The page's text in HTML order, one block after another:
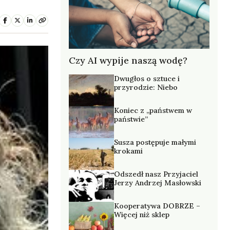
Czy AI wypije naszą wodę?
Dwugłos o sztuce i
przyrodzie: Niebo
Koniec z „państwem w
państwie”
Susza postępuje małymi
krokami
Odszedł nasz Przyjaciel
Jerzy Andrzej Masłowski
Kooperatywa DOBRZE –
Więcej niż sklep